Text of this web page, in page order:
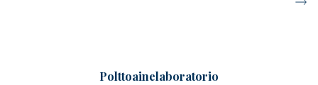
Polttoainelaboratorio